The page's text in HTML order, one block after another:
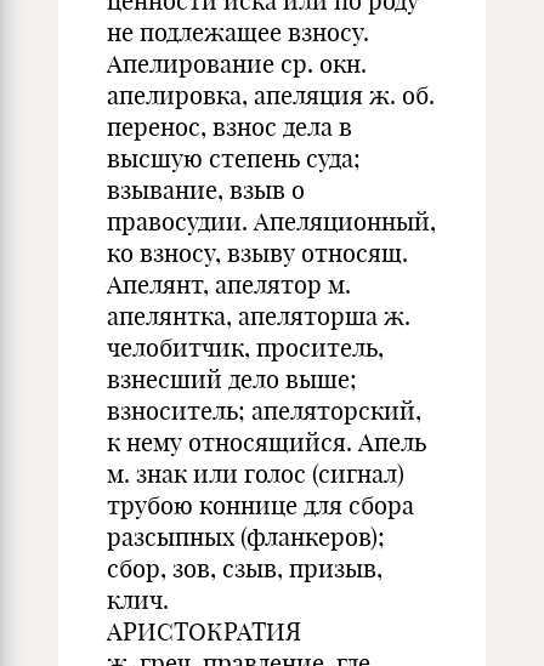
не подлежащее взносу.
Апелирование ср. окн.
апелировка, апеляция ж. об.
перенос, взнос дела в
высшую степень суда;
взывание, взыв о
правосудии. Апеляционный,
ко взносу, взыву относящ.
Апелянт, апелятор м.
апелянтка, апеляторша ж.
челобитчик, проситель,
взнесший дело выше;
взноситель; апеляторский,
к нему относящийся. Апель
м. знак или голос (сигнал)
трубою коннице для сбора
разсыпных (фланкеров);
сбор, зов, сзыв, призыв,
клич.
АРИСТОКРАТИЯ